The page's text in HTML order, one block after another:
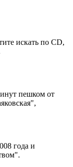
искать по CD,
пешком от
года и